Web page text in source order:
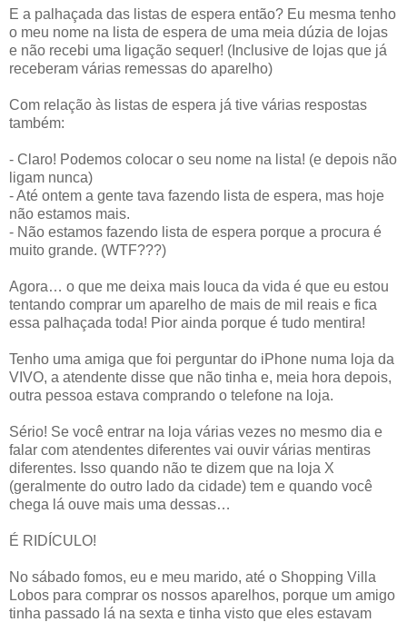
E a palhaçada das listas de espera então? Eu mesma tenho
o meu nome na lista de espera de uma meia dúzia de lojas
e não recebi uma ligação sequer! (Inclusive de lojas que já
receberam várias remessas do aparelho)
Com relação às listas de espera já tive várias respostas
também:
- Claro! Podemos colocar o seu nome na lista! (e depois não
ligam nunca)
- Até ontem a gente tava fazendo lista de espera, mas hoje
não estamos mais.
- Não estamos fazendo lista de espera porque a procura é
muito grande. (WTF???)
Agora… o que me deixa mais louca da vida é que eu estou
tentando comprar um aparelho de mais de mil reais e fica
essa palhaçada toda! Pior ainda porque é tudo mentira!
Tenho uma amiga que foi perguntar do iPhone numa loja da
VIVO, a atendente disse que não tinha e, meia hora depois,
outra pessoa estava comprando o telefone na loja.
Sério! Se você entrar na loja várias vezes no mesmo dia e
falar com atendentes diferentes vai ouvir várias mentiras
diferentes. Isso quando não te dizem que na loja X
(geralmente do outro lado da cidade) tem e quando você
chega lá ouve mais uma dessas…
É RIDÍCULO!
No sábado fomos, eu e meu marido, até o Shopping Villa
Lobos para comprar os nossos aparelhos, porque um amigo
tinha passado lá na sexta e tinha visto que eles estavam